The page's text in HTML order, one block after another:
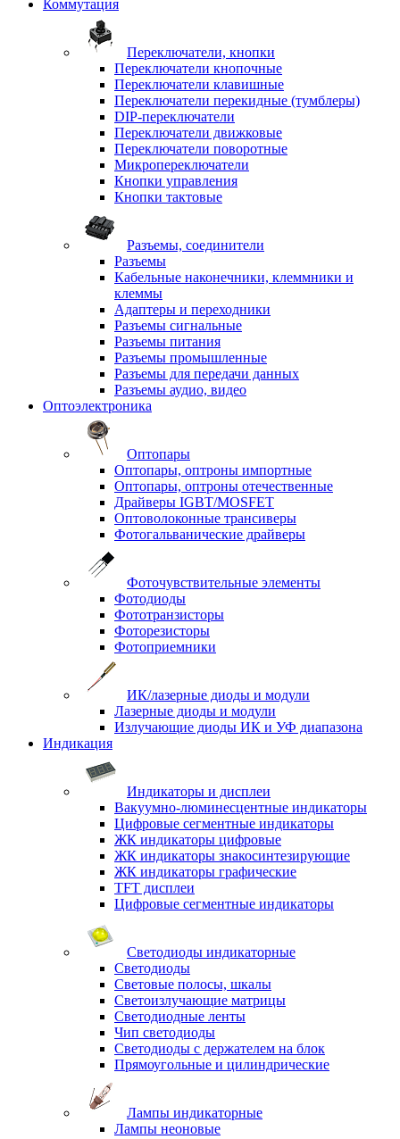
Коммутация
Переключатели, кнопки
Переключатели кнопочные
Переключатели клавишные
Переключатели перекидные (тумблеры)
DIP-переключатели
Переключатели движковые
Переключатели поворотные
Микропереключатели
Кнопки управления
Кнопки тактовые
Разъемы, соединители
Разъемы
Кабельные наконечники, клеммники и
клеммы
Адаптеры и переходники
Разъемы сигнальные
Разъемы питания
Разъемы промышленные
Разъемы для передачи данных
Разъемы аудио, видео
Оптоэлектроника
Оптопары
Оптопары, оптроны импортные
Оптопары, оптроны отечественные
Драйверы IGBT/MOSFET
Оптоволоконные трансиверы
Фотогальванические драйверы
Фоточувствительные элементы
Фотодиоды
Фототранзисторы
Фоторезисторы
Фотоприемники
ИК/лазерные диоды и модули
Лазерные диоды и модули
Излучающие диоды ИК и УФ диапазона
Индикация
Индикаторы и дисплеи
Вакуумно-люминесцентные индикаторы
Цифровые сегментные индикаторы
ЖК индикаторы цифровые
ЖК индикаторы знакосинтезирующие
ЖК индикаторы графические
TFT дисплеи
Цифровые сегментные индикаторы
Светодиоды индикаторные
Светодиоды
Световые полосы, шкалы
Светоизлучающие матрицы
Светодиодные ленты
Чип светодиоды
Светодиоды с держателем на блок
Прямоугольные и цилиндрические
Лампы индикаторные
Лампы неоновые